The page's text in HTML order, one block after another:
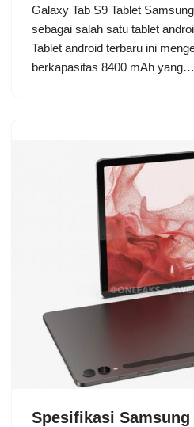
Galaxy Tab S9 Tablet
sebagai salah satu tablet
Tablet android terbaru ini
berkapasitas 8400 mAh yang…
Spesifikasi Samsung